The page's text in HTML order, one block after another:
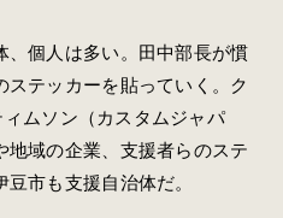
、個人は多い。田中部長が慣
テッカーを貼っていく。ク
ムソン（カスタムジャパ
地域の企業、支援者らのステ
市も支援自治体だ。